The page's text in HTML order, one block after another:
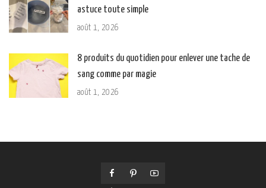
astuce toute simple
août 1, 2026
8 produits du quotidien pour enlever une tache de
sang comme par magie
août 1, 2026